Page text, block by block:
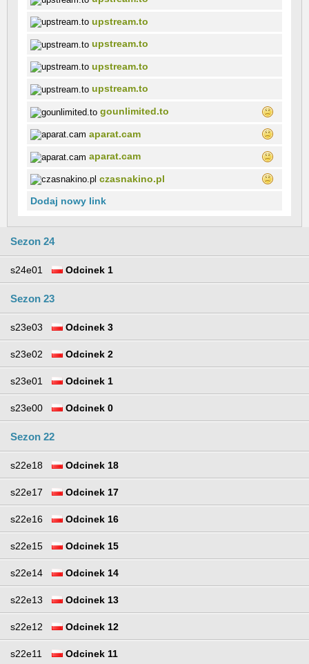
upstream.to
upstream.to
upstream.to
upstream.to
gounlimited.to
aparat.cam
aparat.cam
czasnakino.pl
Dodaj nowy link
Sezon 24
s24e01 Odcinek 1
Sezon 23
s23e03 Odcinek 3
s23e02 Odcinek 2
s23e01 Odcinek 1
s23e00 Odcinek 0
Sezon 22
s22e18 Odcinek 18
s22e17 Odcinek 17
s22e16 Odcinek 16
s22e15 Odcinek 15
s22e14 Odcinek 14
s22e13 Odcinek 13
s22e12 Odcinek 12
s22e11 Odcinek 11